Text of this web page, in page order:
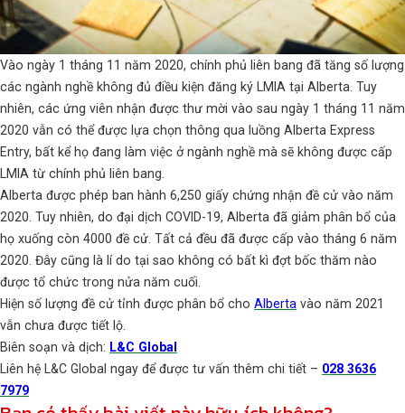
Vào ngày 1 tháng 11 năm 2020, chính phủ liên bang đã tăng số lượng
các ngành nghề không đủ điều kiện đăng ký LMIA tại Alberta. Tuy
nhiên, các ứng viên nhận được thư mời vào sau ngày 1 tháng 11 năm
2020 vẫn có thể được lựa chọn thông qua luồng Alberta Express
Entry, bất kể họ đang làm việc ở ngành nghề mà sẽ không được cấp
LMIA từ chính phủ liên bang.
Alberta được phép ban hành 6,250 giấy chứng nhận đề cử vào năm
2020. Tuy nhiên, do đại dịch COVID-19, Alberta đã giảm phân bổ của
họ xuống còn 4000 đề cử. Tất cả đều đã được cấp vào tháng 6 năm
2020. Đây cũng là lí do tại sao không có bất kì đợt bốc thăm nào
được tổ chức trong nửa năm cuối.
Hiện số lượng đề cử tỉnh được phân bổ cho Alberta vào năm 2021
vẫn chưa được tiết lộ.
Biên soạn và dịch: L&C Global
Liên hệ L&C Global ngay để được tư vấn thêm chi tiết – 028 3636
7979